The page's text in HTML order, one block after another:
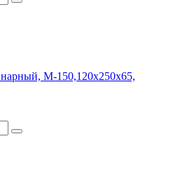
М-150,120x250x65,